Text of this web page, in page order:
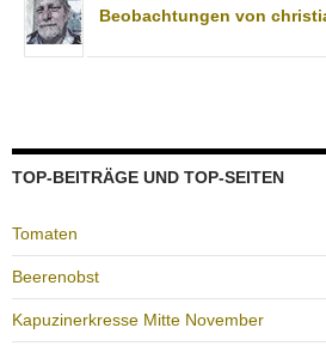
Beobachtungen von
TOP-BEITRÄGE UND TOP-SEITEN
Tomaten
Beerenobst
Kapuzinerkresse Mitte November